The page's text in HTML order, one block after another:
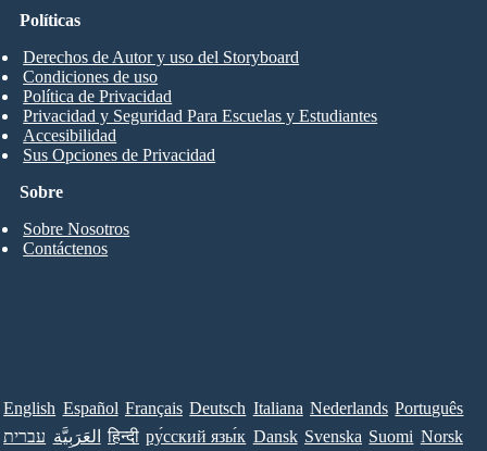
Sobre
Sobre Nosotros
Contáctenos
Políticas
Derechos de Autor y uso del Storyboard
Condiciones de uso
Política de Privacidad
Privacidad y Seguridad Para Escuelas y Estudiantes
Accesibilidad
Sus Opciones de Privacidad
English Español Français Deutsch Italiana Nederlands Português
עברית العَرَبِيَّة हिन्दी ру́сский язы́к Dansk Svenska Suomi Norsk